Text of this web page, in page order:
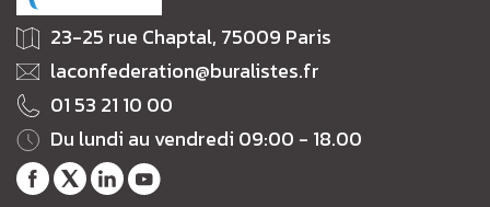
23-25 rue Chaptal, 75009 Paris
laconfederation@buralistes.fr
01 53 21 10 00
Du lundi au vendredi 09:00 - 18.00
Notre